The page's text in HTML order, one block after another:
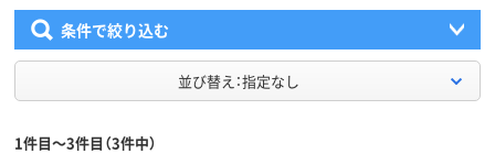
条件で絞り込む
並び替え：指定なし
1件目～3件目（3件中）